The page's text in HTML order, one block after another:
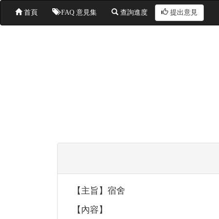
首頁 FAQ 意見集 查詢進度 提出意見
【主旨】宿舍
【內容】